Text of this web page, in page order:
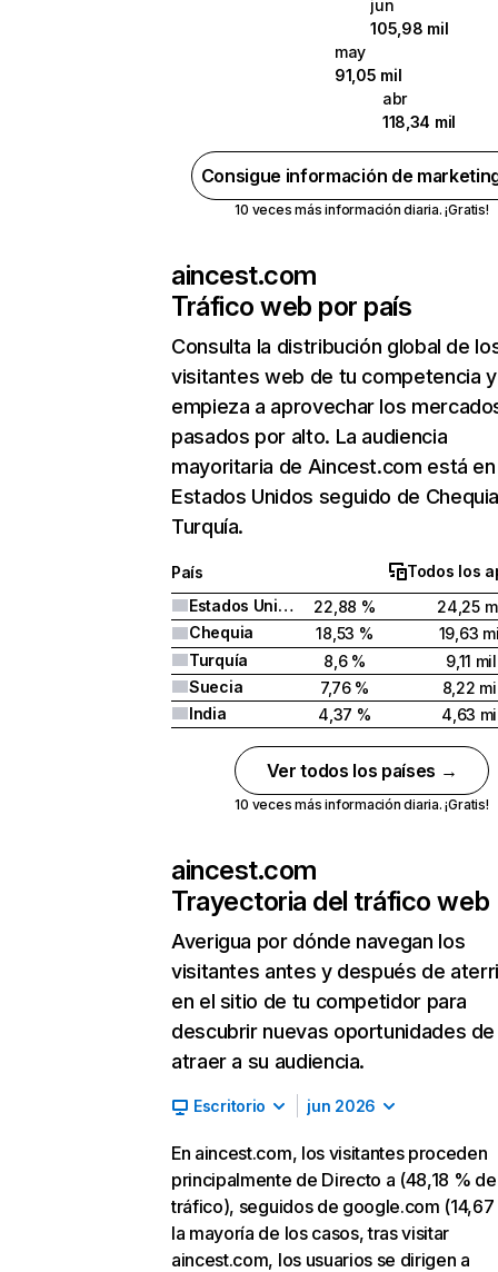
jun
105,98 mil
may
91,05 mil
abr
118,34 mil
Consigue información de
10 veces más información diaria. ¡Gratis!
aincest.com
Tráfico web por país
Consulta la distribución global de
visitantes web de tu competencia y
empieza a aprovechar los
pasados por alto. La audiencia
mayoritaria de Aincest.com está en
Estados Unidos seguido de
Turquía.
País
Todos los
Estados Unidos
22,88 %
24,25
Chequia
18,53 %
19,63
Turquía
8,6 %
9,11 mil
Suecia
7,76 %
8,22
India
4,37 % 4,63
Ver todos los países →
10 veces más información diaria. ¡Gratis!
aincest.com
Trayectoria del tráfico web
Averigua por dónde navegan los
visitantes antes y después de
en el sitio de tu competidor para
descubrir nuevas oportunidades de
atraer a su audiencia.
Escritorio jun 2026
En aincest.com, los visitantes proceden
principalmente de Directo a (48,18 % de
tráfico), seguidos de google.com (14,67
la mayoría de los casos, tras visitar
aincest.com, los usuarios se dirigen a